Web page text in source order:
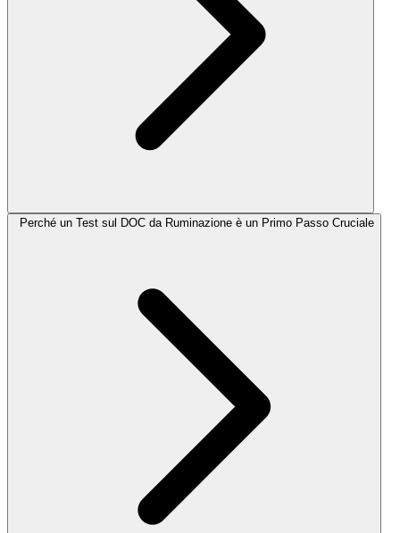
Perché un Test sul DOC da Ruminazione è un Primo Passo Cruciale